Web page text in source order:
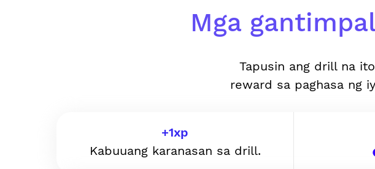
Mga
Tapusin ang drill na
reward sa paghasa ng
+1xp
Kabuuang karanasan sa drill.